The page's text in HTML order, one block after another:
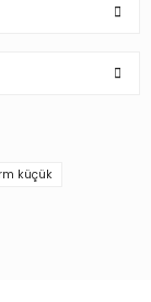
küçük